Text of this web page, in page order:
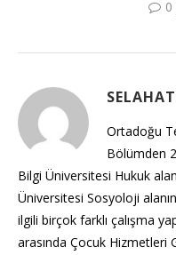
Ortadoğu
Bölümden
Bilgi Üniversitesi Hukuk
Üniversitesi Sosyoloji
ilgili birçok farklı çalışma
arasında Çocuk Hizmetleri